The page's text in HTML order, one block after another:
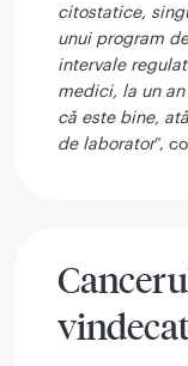
citostatice,
unui program
intervale
medici, la un
că este bine,
de laborator”,